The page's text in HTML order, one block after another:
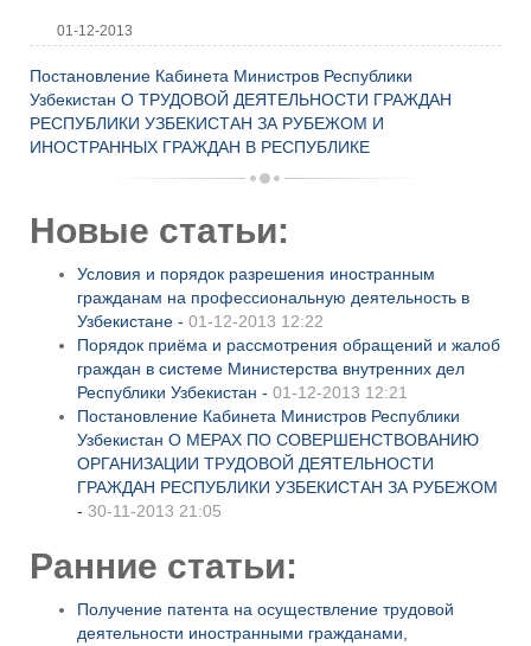
01-12-2013
Постановление Кабинета Министров Республики
Узбекистан О ТРУДОВОЙ ДЕЯТЕЛЬНОСТИ ГРАЖДАН
РЕСПУБЛИКИ УЗБЕКИСТАН ЗА РУБЕЖОМ И
ИНОСТРАННЫХ ГРАЖДАН В РЕСПУБЛИКЕ
Новые статьи:
Условия и порядок разрешения иностранным
гражданам на профессиональную деятельность в
Узбекистане - 01-12-2013 12:22
Порядок приёма и рассмотрения обращений и жалоб
граждан в системе Министерства внутренних дел
Республики Узбекистан - 01-12-2013 12:21
Постановление Кабинета Министров Республики
Узбекистан О МЕРАХ ПО СОВЕРШЕНСТВОВАНИЮ
ОРГАНИЗАЦИИ ТРУДОВОЙ ДЕЯТЕЛЬНОСТИ
ГРАЖДАН РЕСПУБЛИКИ УЗБЕКИСТАН ЗА РУБЕЖОМ
- 30-11-2013 21:05
Ранние статьи:
Получение патента на осуществление трудовой
деятельности иностранными гражданами,